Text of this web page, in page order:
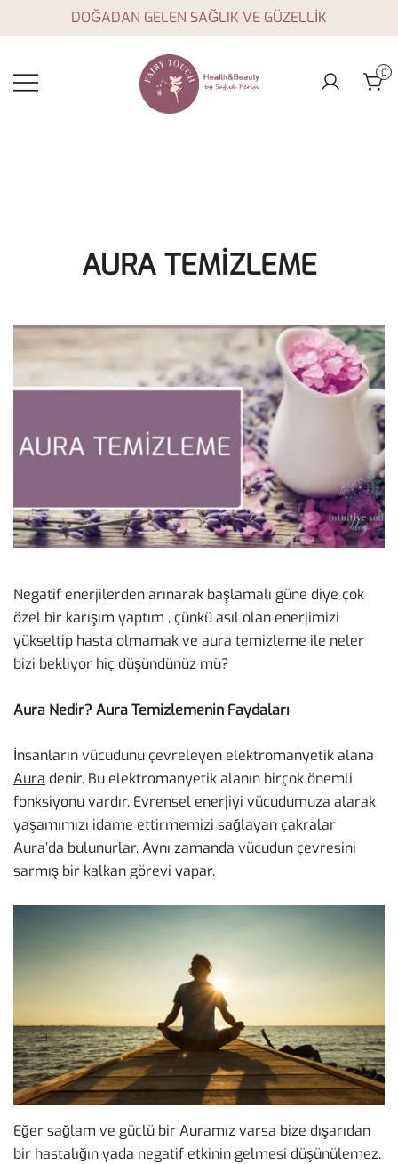
to
DOĞADAN GELEN SAĞLIK VE GÜZELLİK
0
AURA TEMİZLEME
Negatif enerjilerden arınarak başlamalı güne diye çok
özel bir karışım yaptım , çünkü asıl olan enerjimizi
yükseltip hasta olmamak ve aura temizleme ile neler
bizi bekliyor hiç düşündünüz mü?
Aura Nedir? Aura Temizlemenin Faydaları
İnsanların vücudunu çevreleyen elektromanyetik alana
Aura denir. Bu elektromanyetik alanın birçok önemli
fonksiyonu vardır. Evrensel enerjiyi vücudumuza alarak
yaşamımızı idame ettirmemizi sağlayan çakralar
Aura’da bulunurlar. Aynı zamanda vücudun çevresini
sarmış bir kalkan görevi yapar.
Eğer sağlam ve güçlü bir Auramız varsa bize dışarıdan
bir hastalığın yada negatif etkinin gelmesi düşünülemez.